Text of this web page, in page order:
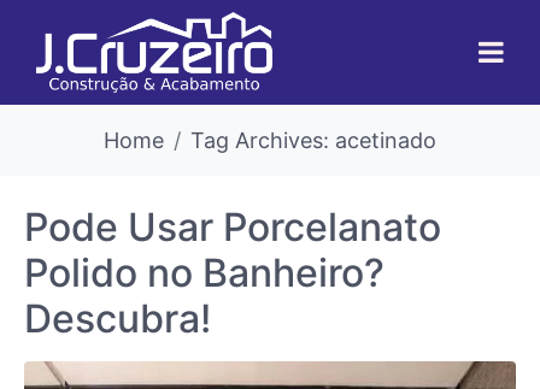
Home Tag Archives: acetinado
Pode Usar Porcelanato
Polido no Banheiro?
Descubra!